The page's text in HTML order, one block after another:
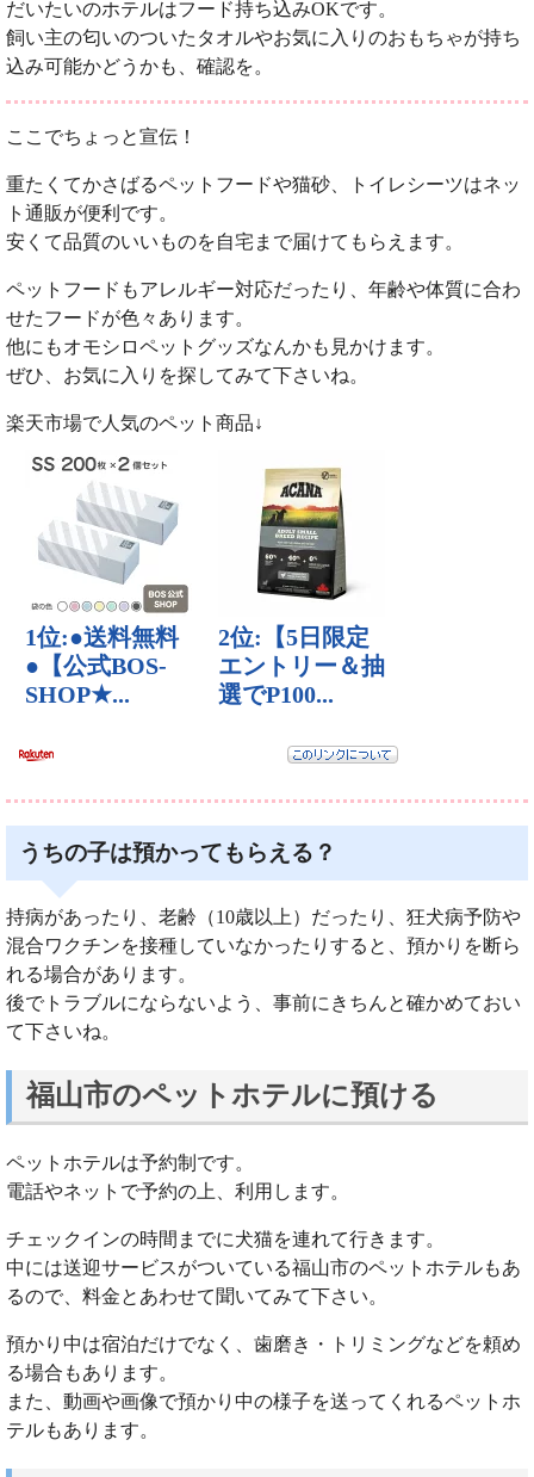
だいたいのホテルはフード持ち込みOKです。
飼い主の匂いのついたタオルやお気に入りのおもちゃが持ち
込み可能かどうかも、確認を。
ここでちょっと宣伝！
重たくてかさばるペットフードや猫砂、トイレシーツはネッ
ト通販が便利です。
安くて品質のいいものを自宅まで届けてもらえます。
ペットフードもアレルギー対応だったり、年齢や体質に合わ
せたフードが色々あります。
他にもオモシロペットグッズなんかも見かけます。
ぜひ、お気に入りを探してみて下さいね。
楽天市場で人気のペット商品↓
うちの子は預かってもらえる？
持病があったり、老齢（10歳以上）だったり、狂犬病予防や
混合ワクチンを接種していなかったりすると、預かりを断ら
れる場合があります。
後でトラブルにならないよう、事前にきちんと確かめておい
て下さいね。
福山市のペットホテルに預ける
ペットホテルは予約制です。
電話やネットで予約の上、利用します。
チェックインの時間までに犬猫を連れて行きます。
中には送迎サービスがついている福山市のペットホテルもあ
るので、料金とあわせて聞いてみて下さい。
預かり中は宿泊だけでなく、歯磨き・トリミングなどを頼め
る場合もあります。
また、動画や画像で預かり中の様子を送ってくれるペットホ
テルもあります。